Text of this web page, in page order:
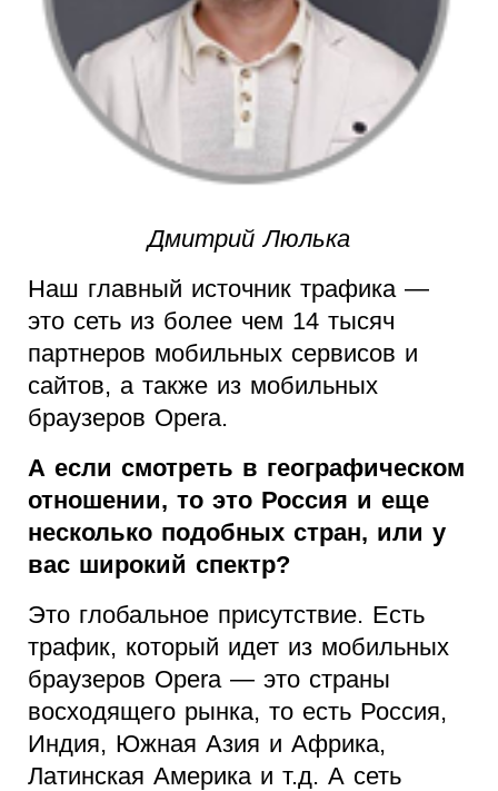
Дмитрий Люлька
Наш главный источник трафика —
это сеть из более чем 14 тысяч
партнеров мобильных сервисов и
сайтов, а также из мобильных
браузеров Opera.
А если смотреть в географическом
отношении, то это Россия и еще
несколько подобных стран, или у
вас широкий спектр?
Это глобальное присутствие. Есть
трафик, который идет из мобильных
браузеров Opera — это страны
восходящего рынка, то есть Россия,
Индия, Южная Азия и Африка,
Латинская Америка и т.д. А сеть